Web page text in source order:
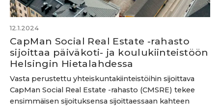
12.1.2024
CapMan Social Real Estate -rahasto
sijoittaa päiväkoti- ja koulukiinteistöön
Helsingin Hietalahdessa
Vasta perustettu yhteiskuntakiinteistöihin sijoittava
CapMan Social Real Estate -rahasto (CMSRE) tekee
ensimmäisen sijoituksensa sijoittaessaan kahteen